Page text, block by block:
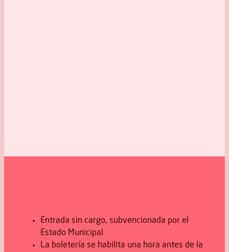
Entrada sin cargo, subvencionada por el
Estado Municipal
La boletería se habilita una hora antes de la